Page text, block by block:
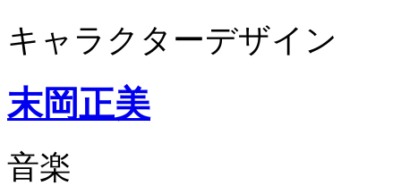
キャラクターデザイン
末岡正美
音楽